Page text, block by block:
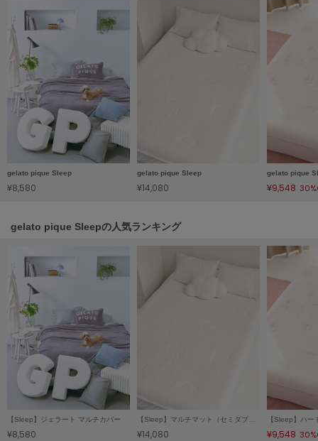
プーマ
Reebok
リーボック
SALOMON
サロモン
sanrio house
セサミストリートマーケット
シャカ
Sneakers by emmi
スニーカーズ バイ エミ
Snow Peak
スノーピーク
SNIDEL
スナイデル
スナイデル ホーム
gelato pique Sleep
¥8,580
gelato pique Sleep
¥14,080
gelato pique
¥9,548
gelato pique Sleepの人気ランキング
【Sleep】ジェラート マルチカバー
¥8,580 ¥14,080 ¥9,548